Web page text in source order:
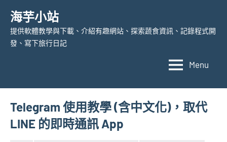
content
海芋小站
提供軟體教學與下載、介紹有趣網站、探索蔬食資訊、記錄程式開
發、寫下旅行日記
Menu
Telegram 使用教學 (含中文化)，取代
LINE 的即時通訊 App